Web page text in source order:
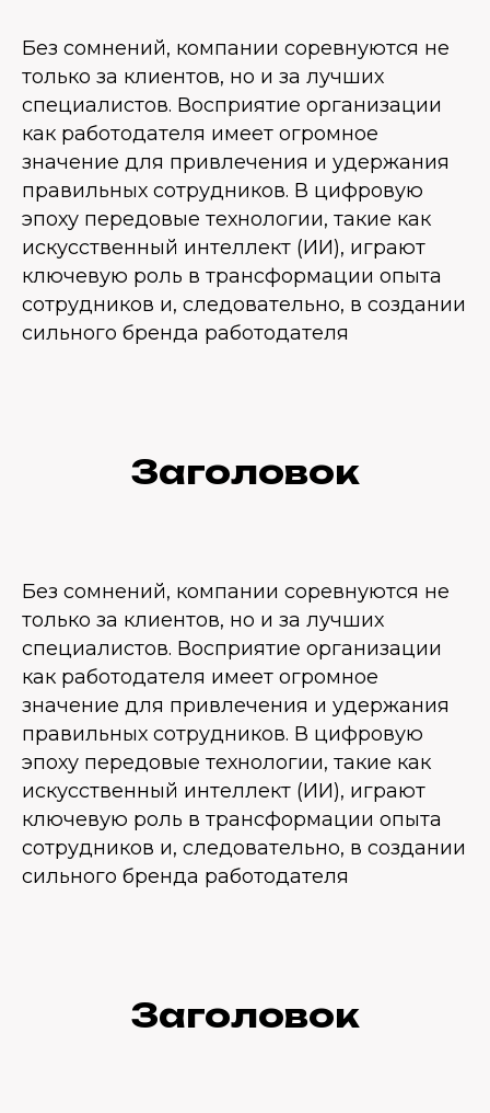
Без сомнений, компании соревнуются не
только за клиентов, но и за лучших
специалистов. Восприятие организации
как работодателя имеет огромное
значение для привлечения и удержания
правильных сотрудников. В цифровую
эпоху передовые технологии, такие как
искусственный интеллект (ИИ), играют
ключевую роль в трансформации опыта
сотрудников и, следовательно, в создании
сильного бренда работодателя
Заголовок
Без сомнений, компании соревнуются не
только за клиентов, но и за лучших
специалистов. Восприятие организации
как работодателя имеет огромное
значение для привлечения и удержания
правильных сотрудников. В цифровую
эпоху передовые технологии, такие как
искусственный интеллект (ИИ), играют
ключевую роль в трансформации опыта
сотрудников и, следовательно, в создании
сильного бренда работодателя
Заголовок